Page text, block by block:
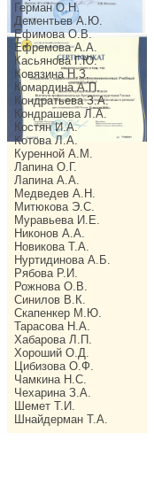
Герман О.Н.
Дементьев А.Ю.
Ефимова О.В.
Ефремова А.А.
Касьянова Г.Ю.
Ковязина Н.З.
Комардина А.П.
Кондратьева З.А.
Кондрашева Л.А.
Костян И.А.
Котова Л.А.
Куренной А.М.
Лапина О.Г.
Лапина А.А.
Медведев А.Н.
Митюкова Э.С.
Муравьева И.Е.
Никонов А.А.
Новикова Т.А.
Нуртидинова А.Б.
Рябова Р.И.
Рожнова О.В.
Синилов В.К.
Скапенкер М.Ю.
Тарасова Н.А.
Хабарова Л.П.
Хороший О.Д.
Цибизова О.Ф.
Чамкина Н.С.
Чехарина З.А.
Шемет Т.И.
Шнайдерман Т.А.